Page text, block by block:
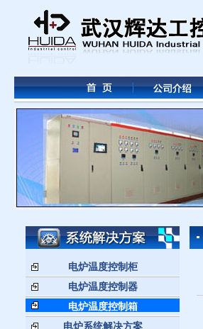
电炉温度控制柜
电炉温度控制器
电炉温度控制箱
电炉系统解决方案